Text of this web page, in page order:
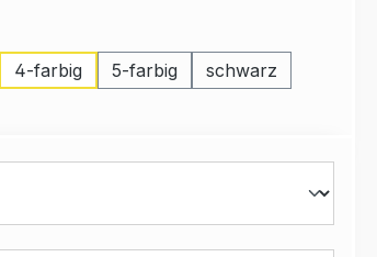
4-farbig 5-farbig
schwarz